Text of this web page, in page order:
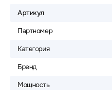
Артикул
Партномер
Категория
Бренд
Мощность